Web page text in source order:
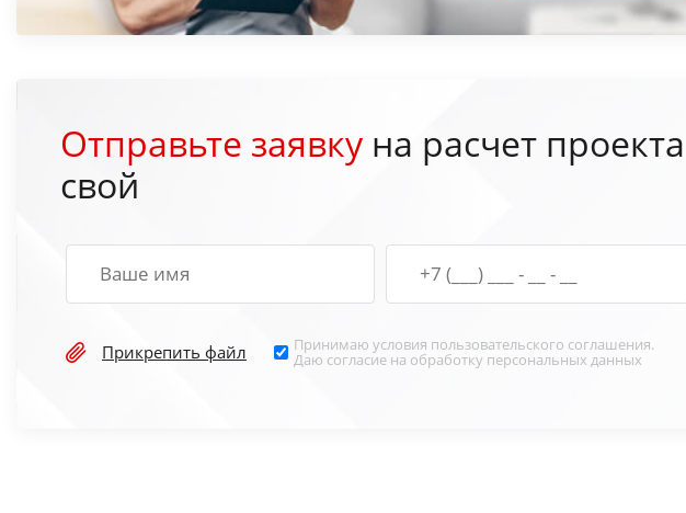
Отправьте заявку на расчет
свой
Прикрепить файл Принимаю условия пользовательского соглашения.
Даю согласие на обработку персональных данных